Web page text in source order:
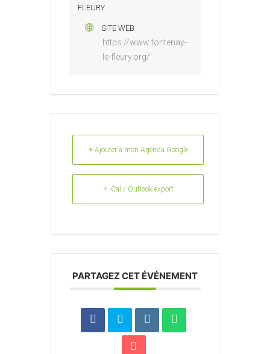
FLEURY
SITE WEB
https://www.fontenay-
le-fleury.org/
+ Ajouter à mon Agenda Google
+ iCal / Outlook export
PARTAGEZ CET ÉVÉNEMENT